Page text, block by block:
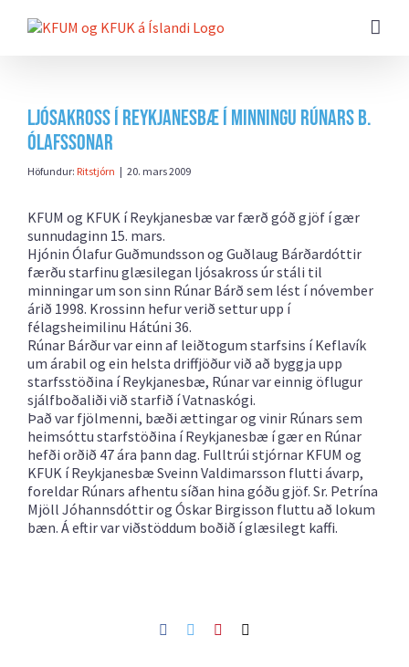
beint
Ljósakross í Reykjanesbæ í minningu Rúnars B.
Ólafssonar
Höfundur: Ritstjórn | 20. mars 2009
KFUM og KFUK í Reykjanesbæ var færð góð gjöf í gær
sunnudaginn 15. mars.
Hjónin Ólafur Guðmundsson og Guðlaug Bárðardóttir
færðu starfinu glæsilegan ljósakross úr stáli til
minningar um son sinn Rúnar Bárð sem lést í nóvember
árið 1998. Krossinn hefur verið settur upp í
félagsheimilinu Hátúni 36.
Rúnar Bárður var einn af leiðtogum starfsins í Keflavík
um árabil og ein helsta driffjöður við að byggja upp
starfsstöðina í Reykjanesbæ, Rúnar var einnig öflugur
sjálfboðaliði við starfið í Vatnaskógi.
Það var fjölmenni, bæði ættingar og vinir Rúnars sem
heimsóttu starfstöðina í Reykjanesbæ í gær en Rúnar
hefði orðið 47 ára þann dag. Fulltrúi stjórnar KFUM og
KFUK í Reykjanesbæ Sveinn Valdimarsson flutti ávarp,
foreldar Rúnars afhentu síðan hina góðu gjöf. Sr. Petrína
Mjöll Jóhannsdóttir og Óskar Birgisson fluttu að lokum
bæn. Á eftir var viðstöddum boðið í glæsilegt kaffi.
Facebook
TwitterPinterest